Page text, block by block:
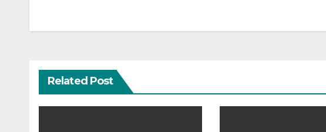
Related Post